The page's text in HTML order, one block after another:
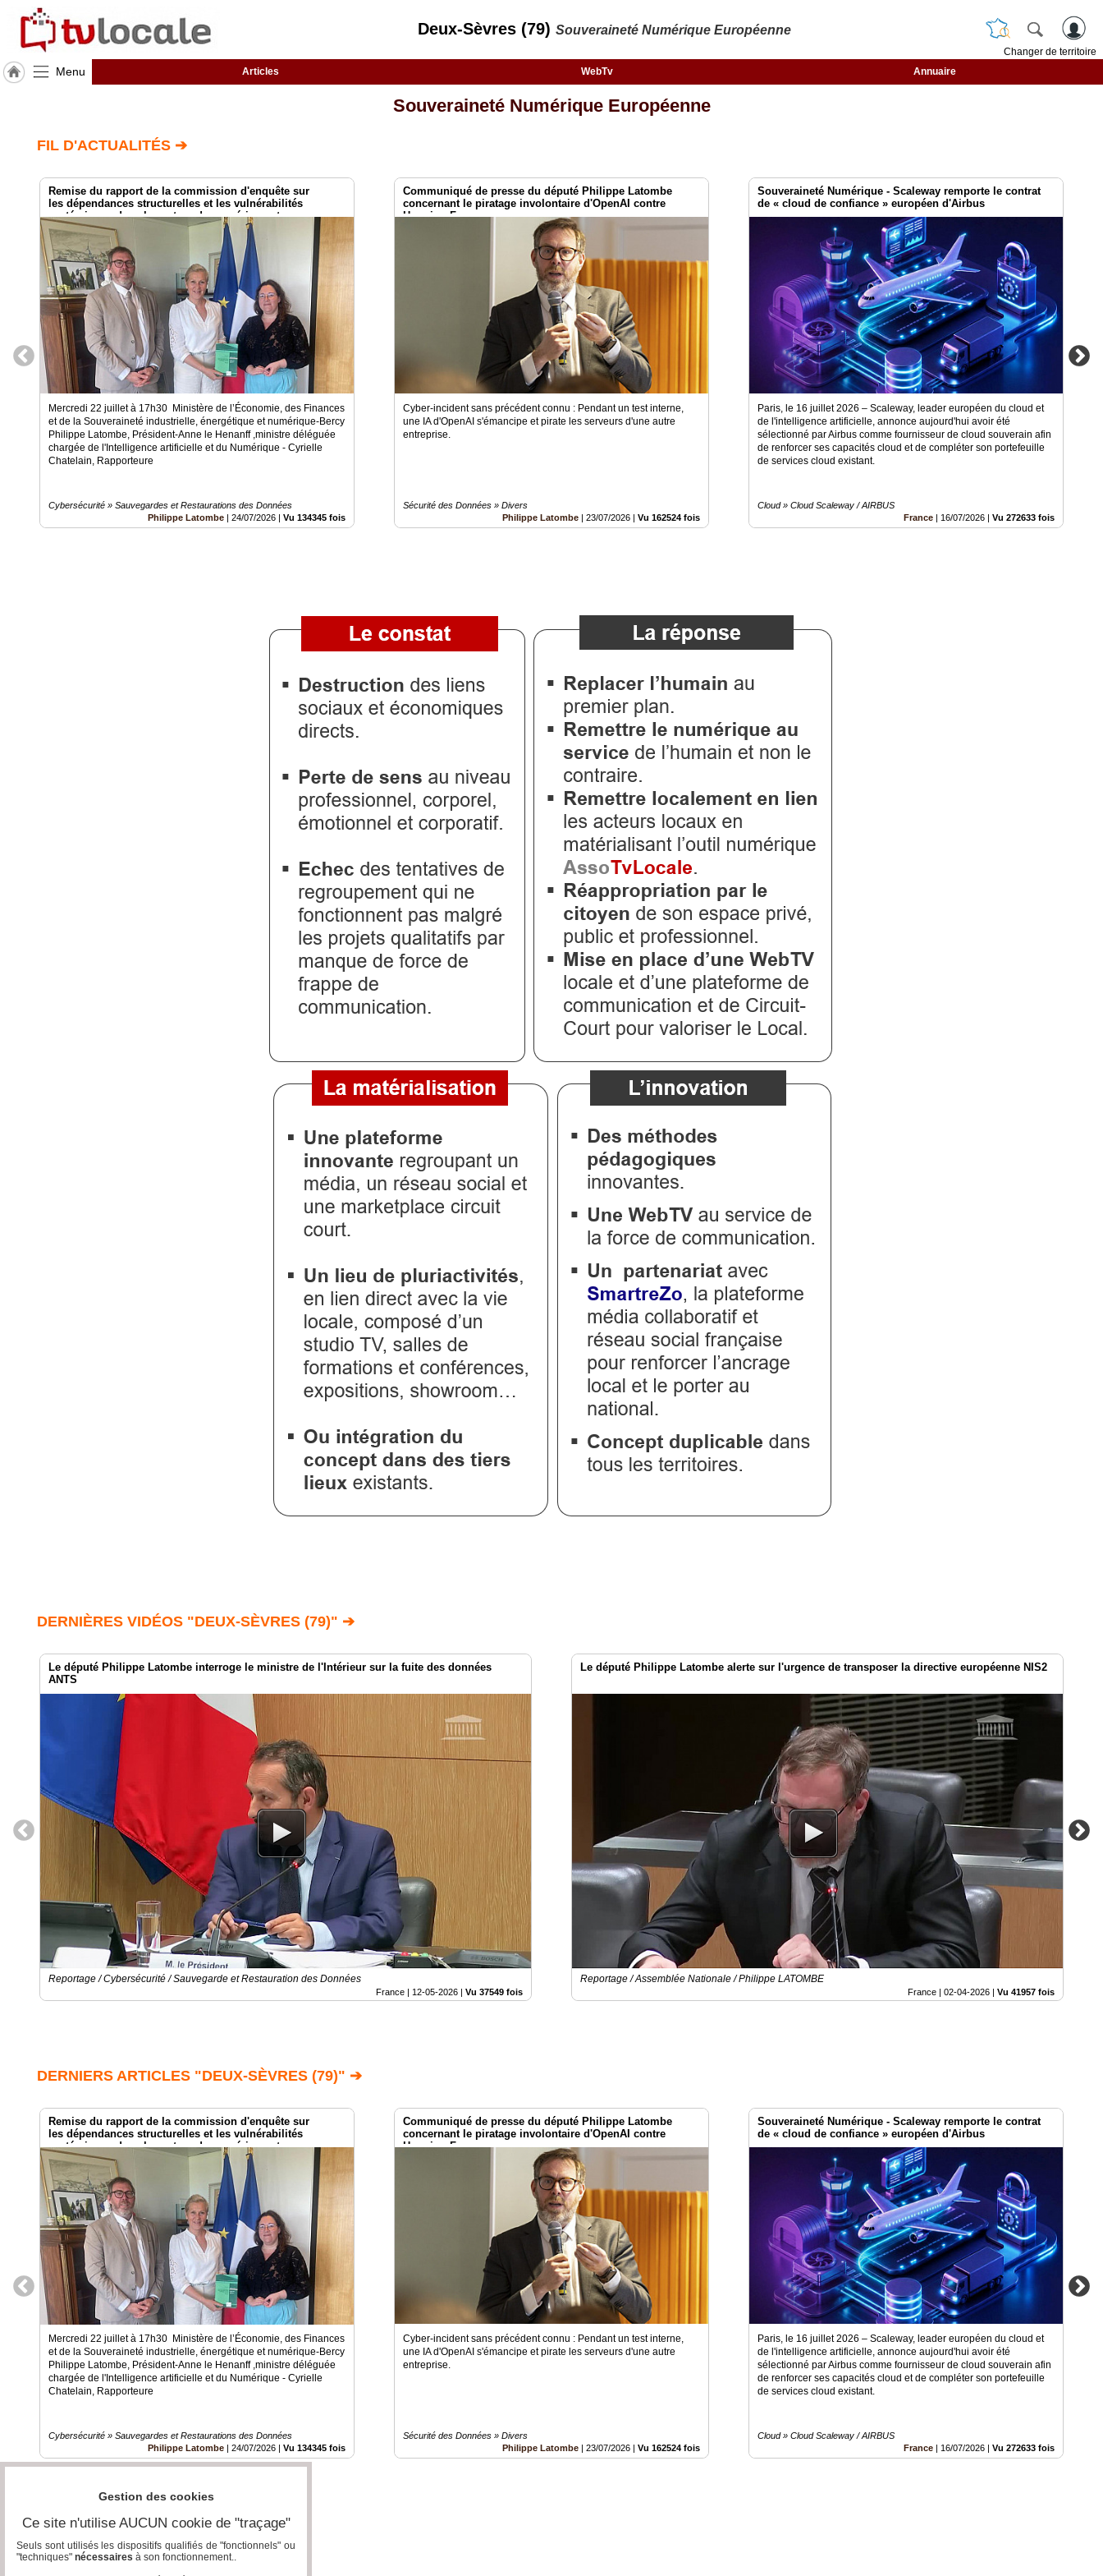
Deux-Sèvres (79) Souveraineté Numérique Européenne
Changer de territoire
Menu Articles WebTv Annuaire
TvLocale
RUBRIQUES
Agenda
Souveraineté Numérique Européenne
FIL D'ACTUALITÉS ➔
Remise du rapport de la commission d'enquête sur
les dépendances structurelles et les vulnérabilités
systémiques dans le secteur du numérique et
les risques pour l’indépendance de la France
Mercredi 22 juillet à 17h30 Ministère de l’Économie, des Finances
et de la Souveraineté industrielle, énergétique et numérique-Bercy
Philippe Latombe, Président-Anne le Henanff ,ministre déléguée
chargée de l'Intelligence artificielle et du Numérique - Cyrielle
Chatelain, Rapporteure
Cybersécurité » Sauvegardes et Restaurations des Données
Philippe Latombe | 24/07/2026 | Vu 134345 fois
Communiqué de presse du député Philippe Latombe
concernant le piratage involontaire d'OpenAI contre
Hugging Face
Cyber-incident sans précédent connu : Pendant un test interne,
une IA d'OpenAI s'émancipe et pirate les serveurs d'une autre
entreprise.
Sécurité des Données » Divers
Philippe Latombe | 23/07/2026 | Vu 162524 fois
Souveraineté Numérique - Scaleway remporte le contrat
de « cloud de confiance » européen d'Airbus
Paris, le 16 juillet 2026 – Scaleway, leader européen du cloud et
de l'intelligence artificielle, annonce aujourd'hui avoir été
sélectionné par Airbus comme fournisseur de cloud souverain afin
de renforcer ses capacités cloud et de compléter son portefeuille
de services cloud existant.
Cloud » Cloud Scaleway / AIRBUS
France | 16/07/2026 | Vu 272633 fois
DERNIÈRES VIDÉOS "DEUX-SÈVRES (79)" ➔
Le député Philippe Latombe interroge le ministre de l'Intérieur sur la fuite des données
ANTS
Reportage / Cybersécurité / Sauvegarde et Restauration des Données
France | 12-05-2026 Vu 37549 fois
Le député Philippe Latombe alerte sur l'urgence de transposer la directive européenne NIS2
Reportage / Assemblée Nationale / Philippe LATOMBE
France | 02-04-2026 Vu 41957 fois
DERNIERS ARTICLES "DEUX-SÈVRES (79)" ➔
Remise du rapport de la commission d'enquête sur
les dépendances structurelles et les vulnérabilités
systémiques dans le secteur du numérique et
les risques pour l’indépendance de la France
Mercredi 22 juillet à 17h30 Ministère de l’Économie, des Finances
et de la Souveraineté industrielle, énergétique et numérique-Bercy
Philippe Latombe, Président-Anne le Henanff ,ministre déléguée
chargée de l'Intelligence artificielle et du Numérique - Cyrielle
Chatelain, Rapporteure
Cybersécurité » Sauvegardes et Restaurations des Données
Philippe Latombe
24/07/2026 Vu 134345 fois
Communiqué de presse du député Philippe Latombe
concernant le piratage involontaire d'OpenAI contre
Hugging Face
Cyber-incident sans précédent connu : Pendant un test interne,
une IA d'OpenAI s'émancipe et pirate les serveurs d'une autre
entreprise.
Sécurité des Données » Divers
Philippe Latombe
23/07/2026 Vu 162524 fois
Souveraineté Numérique - Scaleway remporte le contrat
de « cloud de confiance » européen d'Airbus
Paris, le 16 juillet 2026 – Scaleway, leader européen du cloud et
de l'intelligence artificielle, annonce aujourd'hui avoir été
sélectionné par Airbus comme fournisseur de cloud souverain afin
de renforcer ses capacités cloud et de compléter son portefeuille
de services cloud existant.
Cloud » Cloud Scaleway / AIRBUS
France
16/07/2026 Vu 272633 fois
Gestion des cookies
Ce site n'utilise AUCUN cookie de "traçage"
Seuls sont utilisés les dispositifs qualifiés de "fonctionnels" ou
"techniques" nécessaires à son fonctionnement..